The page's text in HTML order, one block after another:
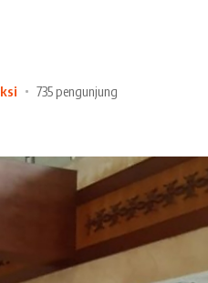
735 pengunjung